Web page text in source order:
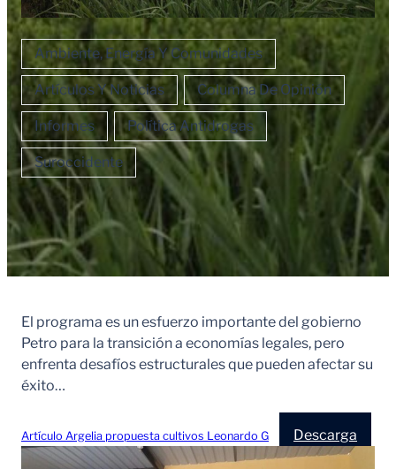
Ambiente, Energía Y Comunidades
Artículos Y Noticias Columna De Opinión
Informes Política Antidrogas
Suroccidente
El programa es un esfuerzo importante del gobierno
Petro para la transición a economías legales, pero
enfrenta desafíos estructurales que pueden afectar su
éxito…
Artículo Argelia propuesta cultivos Leonardo G Descarga